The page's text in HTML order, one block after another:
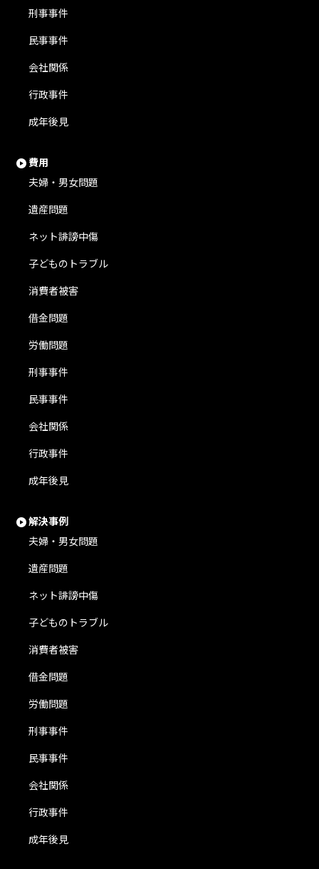
刑事事件
民事事件
会社関係
行政事件
成年後見
費用
夫婦・男女問題
遺産問題
ネット誹謗中傷
子どものトラブル
消費者被害
借金問題
労働問題
刑事事件
民事事件
会社関係
行政事件
成年後見
解決事例
夫婦・男女問題
遺産問題
ネット誹謗中傷
子どものトラブル
消費者被害
借金問題
労働問題
刑事事件
民事事件
会社関係
行政事件
成年後見